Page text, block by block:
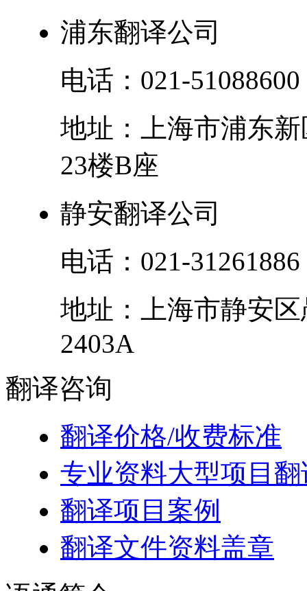
浦东翻译公司
电话： 021-51088600
地址：
上海市浦东新
23楼B座
静安翻译公司
电话： 021-31261886
地址：
上海市静安区
2403A
翻译咨询
翻译价格/收费标准
专业资料大型项目翻
翻译项目案例
翻译文件资料盖章